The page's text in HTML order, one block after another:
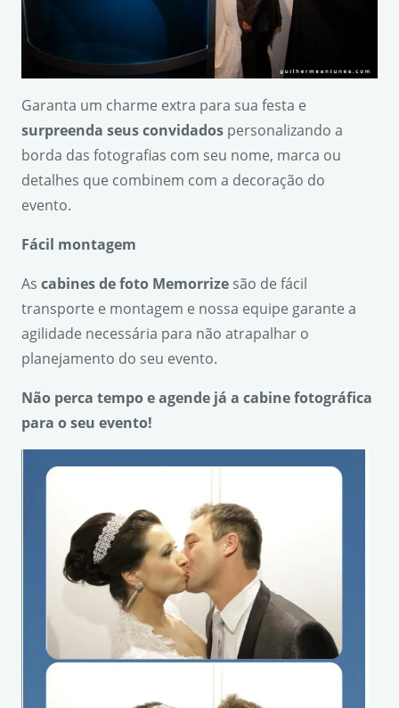
Garanta um charme extra para sua festa e
surpreenda seus convidados personalizando a
borda das fotografias com seu nome, marca ou
detalhes que combinem com a decoração do
evento.
Fácil montagem
As cabines de foto Memorrize são de fácil
transporte e montagem e nossa equipe garante a
agilidade necessária para não atrapalhar o
planejamento do seu evento.
Não perca tempo e agende já a cabine fotográfica
para o seu evento!